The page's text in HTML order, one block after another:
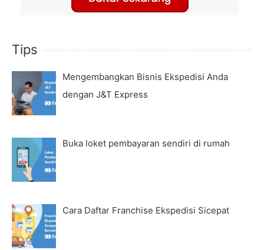
Tips
Mengembangkan Bisnis Ekspedisi Anda
dengan J&T Express
Buka loket pembayaran sendiri di rumah
Cara Daftar Franchise Ekspedisi Sicepat